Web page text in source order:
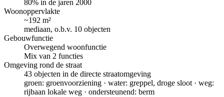
80% in de jaren 2000
Woonoppervlakte
~192 m²
mediaan, o.b.v. 10 objecten
Gebouwfunctie
Overwegend woonfunctie
Mix van 2 functies
Omgeving rond de straat
43 objecten in de directe straatomgeving
groen: groenvoorziening · water: greppel, droge sloot · weg:
rijbaan lokale weg · ondersteunend: berm